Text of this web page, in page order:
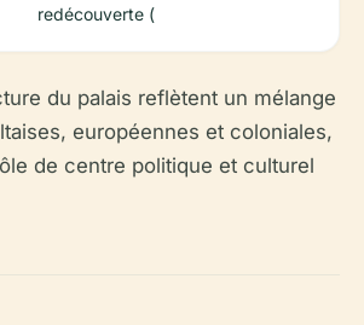
redécouverte (
du palais reflètent un mélange
européennes et coloniales,
de centre politique et culturel